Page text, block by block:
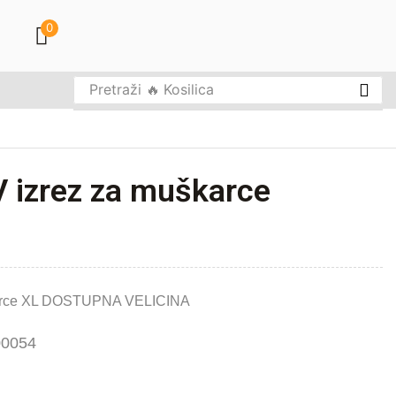
0
Pretraži 🔥 Kosilica
izrez za muškarce
XL DOSTUPNA VELICINA